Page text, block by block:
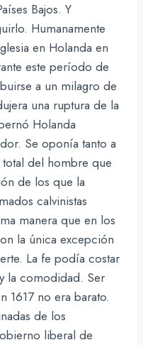
Bajos. Y
Humanamente
en Holanda en
este período de
a un milagro de
una ruptura de la
Holanda
Se oponía tanto a
del hombre que
de los que la
calvinistas
manera que en los
la única excepción
La fe podía costar
la comodidad. Ser
1617 no era barato.
de los
liberal de